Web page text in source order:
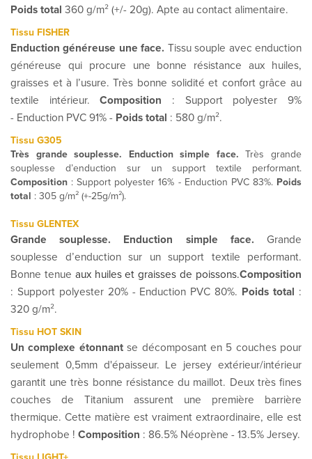
Poids total 360 g/m² (+/- 20g). Apte au contact alimentaire.
Tissu FISHER
Enduction généreuse une face. Tissu souple avec enduction
généreuse qui procure une bonne résistance aux huiles,
graisses et à l’usure. Très bonne solidité et confort grâce au
textile intérieur.Composition : Support polyester 9%
- Enduction PVC 91% - Poids total : 580 g/m².
Tissu G305
Très grande souplesse. Enduction simple face. Très grande
souplesse d’enduction sur un support textile performant.
Composition : Support polyester 16% - Enduction PVC 83%. Poids
total : 305 g/m² (+-25g/m²).
Tissu GLENTEX
Grande souplesse. Enduction simple face. Grande
souplesse d’enduction sur un support textile performant.
Bonne tenue aux huiles et graisses de poissons.Composition
: Support polyester 20% - Enduction PVC 80%. Poids total :
320 g/m².
Tissu HOT SKIN
Un complexe étonnantse décomposant en 5 couches pour
seulement 0,5mm d'épaisseur. Le jersey extérieur/intérieur
garantit une très bonne résistance du maillot. Deux très fines
couches de Titanium assurent une première barrière
thermique. Cette matière est vraiment extraordinaire, elle est
hydrophobe ! Composition : 86.5% Néoprène - 13.5% Jersey.